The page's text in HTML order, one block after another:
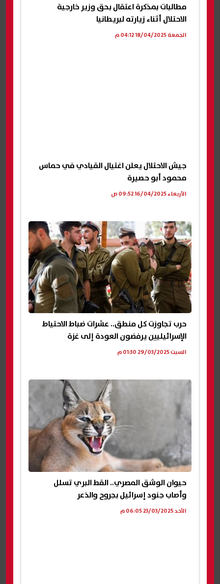
مطالبات بمذكرة اعتقال بحق وزير خارجية
الاحتلال أثناء زيارته لبريطانيا
الجمعة 18/04/2025 04:12 م
جيش الاحتلال يعلن اغتيال القيادي في حماس
محمود أبو حصيرة
الأربعاء 16/04/2025 09:52 ص
حرب تجاوزت كل منطق.. عشرات ضباط الاحتياط
الإسرائيليين يرفضون العودة إلى غزة
السبت 29/03/2025 01:30 م
حيوان الوشق المصري.. القط البري تسلل
وأصاب جنود إسرائيل بجروح والذعر
الأحد 23/03/2025 06:05 م